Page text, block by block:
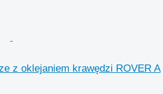
z oklejaniem krawędzi ROVER A